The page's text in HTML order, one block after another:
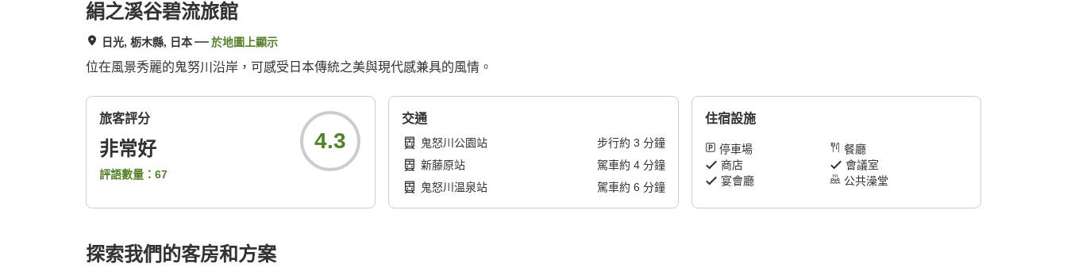
絹之溪谷碧流旅館
日光, 栃木縣, 日本 於地圖上顯示
位在風景秀麗的鬼努川沿岸，可感受日本傳統之美與現代感兼具的風情。
旅客評分
非常好
評語數量： 67
4.3
交通
鬼怒川公園站 步行約 3 分鐘
新藤原站
駕車約 4分鐘
鬼怒川温泉站
駕車約 6 分鐘
住宿設施
停車場
餐廳
商店
會議室
宴會廳
公共澡堂
探索我們的客房和方案